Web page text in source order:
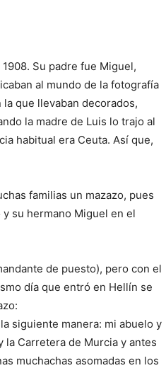
Su padre fue Miguel,
al mundo de la fotografía
que llevaban decorados,
la madre de Luis lo trajo al
habitual era Ceuta. Así que,
familias un mazazo, pues
su hermano Miguel en el
de puesto), pero con el
día que entró en Hellín se
siguiente manera: mi abuelo y
la Carretera de Murcia y antes
muchachas asomadas en los